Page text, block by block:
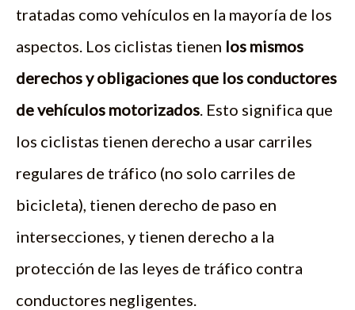
tratadas como vehículos en la mayoría de los
aspectos. Los ciclistas tienen los mismos
derechos y obligaciones que los conductores
de vehículos motorizados. Esto significa que
los ciclistas tienen derecho a usar carriles
regulares de tráfico (no solo carriles de
bicicleta), tienen derecho de paso en
intersecciones, y tienen derecho a la
protección de las leyes de tráfico contra
conductores negligentes.